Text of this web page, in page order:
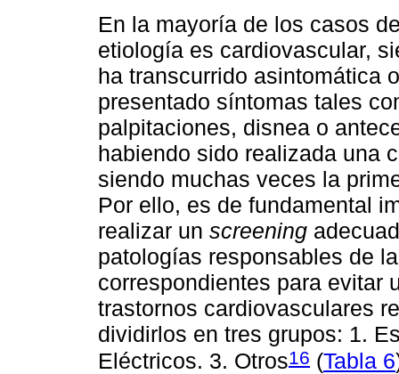
En la mayoría de los casos
etiología es cardiovascular,
ha transcurrido asintomática
presentado síntomas tales
palpitaciones, disnea o
habiendo sido realizada una
siendo muchas veces la
Por ello, es de fundamental
realizar un screening
patologías responsables de
correspondientes para evitar
trastornos cardiovasculares
dividirlos en tres grupos: 1.
Eléctricos. 3. Otros16 (Tabla 6